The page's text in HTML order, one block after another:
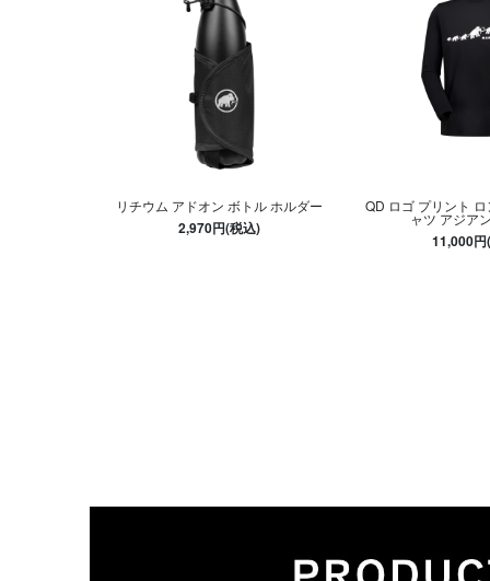
リチウム アドオン ボトル ホルダー
2,970円(税込)
QD ロゴ プリント
ャツ アジア
11,000円